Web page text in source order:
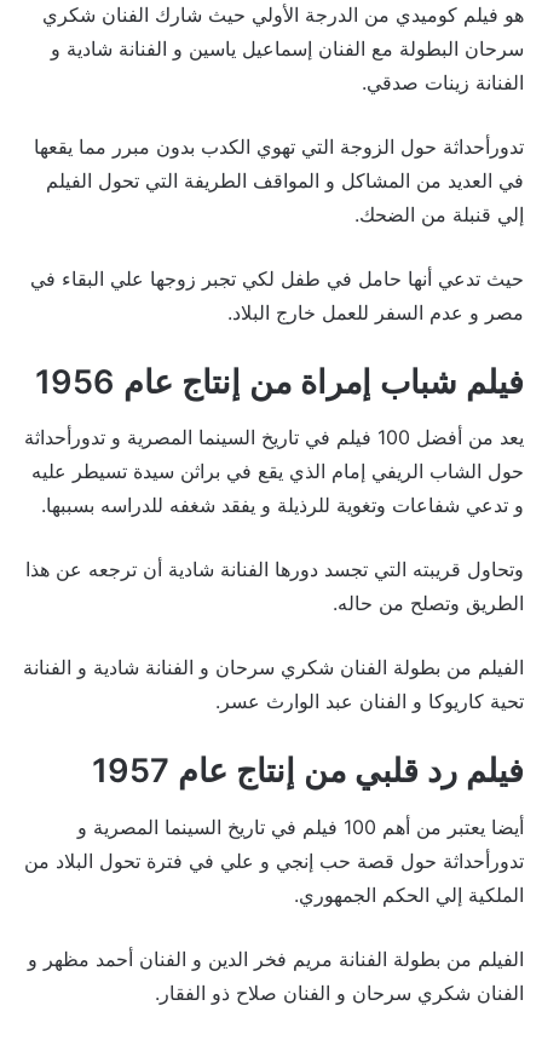
هو فيلم كوميدي من الدرجة الأولي حيث شارك الفنان شكري
سرحان البطولة مع الفنان إسماعيل ياسين و الفنانة شادية و
الفنانة زينات صدقي.
تدورأحداثة حول الزوجة التي تهوي الكدب بدون مبرر مما يقعها
في العديد من المشاكل و المواقف الطريفة التي تحول الفيلم
إلي قنبلة من الضحك.
حيث تدعي أنها حامل في طفل لكي تجبر زوجها علي البقاء في
مصر و عدم السفر للعمل خارج البلاد.
فيلم شباب إمراة من إنتاج عام 1956
يعد من أفضل 100 فيلم في تاريخ السينما المصرية و تدورأحداثة
حول الشاب الريفي إمام الذي يقع في براثن سيدة تسيطر عليه
و تدعي شفاعات وتغوية للرذيلة و يفقد شغفه للدراسه بسببها.
وتحاول قريبته التي تجسد دورها الفنانة شادية أن ترجعه عن هذا
الطريق وتصلح من حاله.
الفيلم من بطولة الفنان شكري سرحان و الفنانة شادية و الفنانة
تحية كاريوكا و الفنان عبد الوارث عسر.
فيلم رد قلبي من إنتاج عام 1957
أيضا يعتبر من أهم 100 فيلم في تاريخ السينما المصرية و
تدورأحداثة حول قصة حب إنجي و علي في فترة تحول البلاد من
الملكية إلي الحكم الجمهوري.
الفيلم من بطولة الفنانة مريم فخر الدين و الفنان أحمد مظهر و
الفنان شكري سرحان و الفنان صلاح ذو الفقار.